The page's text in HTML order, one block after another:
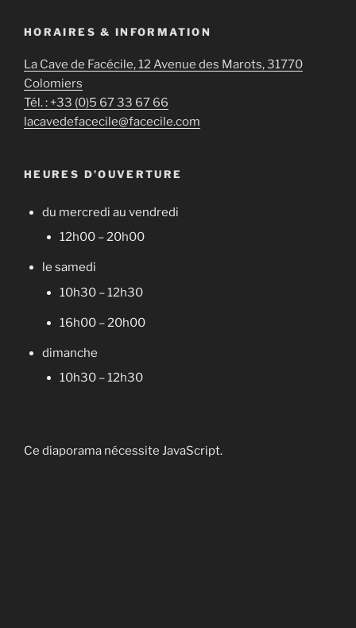
HORAIRES & INFORMATION
La Cave de Facécile, 12 Avenue des Marots, 31770
Colomiers
Tél. : +33 (0)5 67 33 67 66
lacavedefacecile@facecile.com
HEURES D’OUVERTURE
du mercredi au vendredi
12h00 – 20h00
le samedi
10h30 – 12h30
16h00 – 20h00
dimanche
10h30 – 12h30
Ce diaporama nécessite JavaScript.